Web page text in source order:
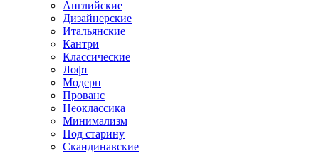
Английские
Дизайнерские
Итальянские
Кантри
Классические
Лофт
Модерн
Прованс
Неоклассика
Минимализм
Под старину
Скандинавские